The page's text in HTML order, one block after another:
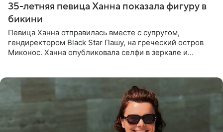
35-летняя певица Ханна показала фигуру в
бикини
Певица Ханна отправилась вместе с супругом,
гендиректором Black Star Пашу, на греческий остров
Миконос. Ханна опубликовала селфи в зеркале и